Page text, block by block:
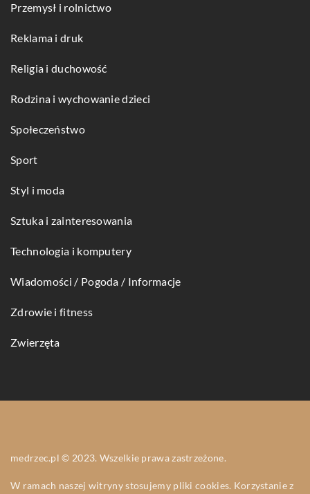
Przemysł i rolnictwo
Reklama i druk
Religia i duchowość
Rodzina i wychowanie dzieci
Społeczeństwo
Sport
Styl i moda
Sztuka i zainteresowania
Technologia i komputery
Wiadomości / Pogoda / Informacje
Zdrowie i fitness
Zwierzęta
medrzec.pl © 2023. Wszelkie prawa zastrzeżone.
W ramach naszej witryny stosujemy pliki cookies. Korzystanie z